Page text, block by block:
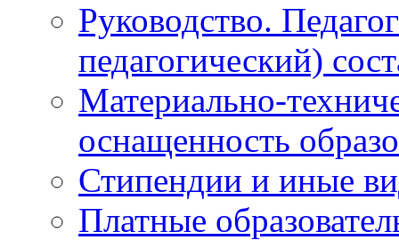
Руководство.
педагогический)
Материально-
оснащенность
Стипендии и иные
Платные